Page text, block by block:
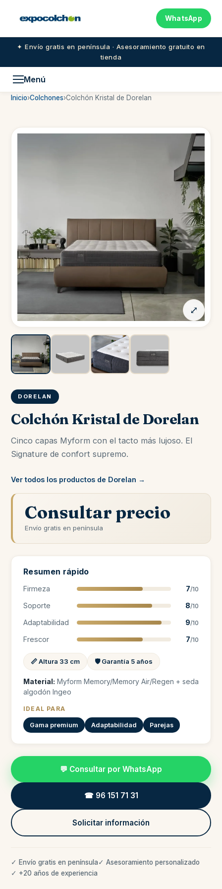
WhatsApp
✦ Envío gratis en península · Asesoramiento gratuito en
tienda
Menú
Inicio›Colchones›Colchón Kristal de Dorelan
⤢
DORELAN
Colchón Kristal de Dorelan
Cinco capas Myform con el tacto más lujoso. El
Signature de confort supremo.
Ver todos los productos de Dorelan →
Consultar precio
Envío gratis en península
Resumen rápido
Firmeza 7/10
Soporte 8/10
Adaptabilidad 9/10
Frescor 7/10
📏 Altura 33 cm 🛡️ Garantía 5 años
Material: Myform Memory/Memory Air/Regen + seda
algodón Ingeo
IDEAL PARA
Gama premium Adaptabilidad Parejas
💬 Consultar por WhatsApp
☎ 96 151 71 31
Solicitar información
✓ Envío gratis en península✓ Asesoramiento personalizado
✓ +20 años de experiencia